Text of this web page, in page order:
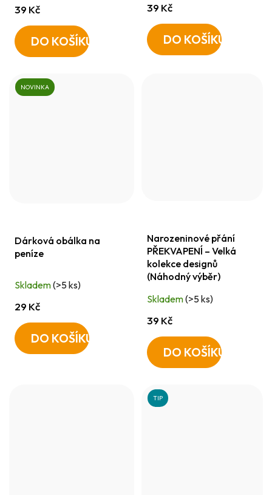
39 Kč
DO KOŠÍKU
39 Kč
DO KOŠÍKU
NOVINKA
Dárková obálka na
peníze
Skladem(>5 ks)
29 Kč
DO KOŠÍKU
Narozeninové přání
PŘEKVAPENÍ – Velká
kolekce designů
(Náhodný výběr)
Skladem(>5 ks)
39 Kč
DO KOŠÍKU
TIP